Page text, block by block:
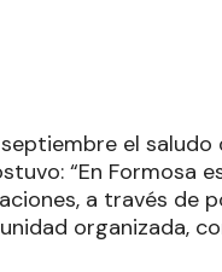
el saludo
“En Formosa
a través de
organizada,